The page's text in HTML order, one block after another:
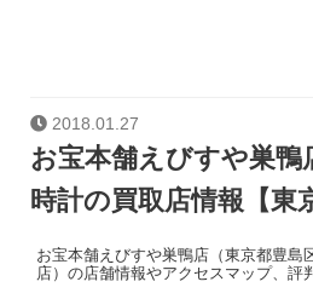
2018.01.27
お宝本舗えびすや巣鴨
時計の買取店情報【東
お宝本舗えびすや巣鴨店（東京都豊島
店）の店舗情報やアクセスマップ、評